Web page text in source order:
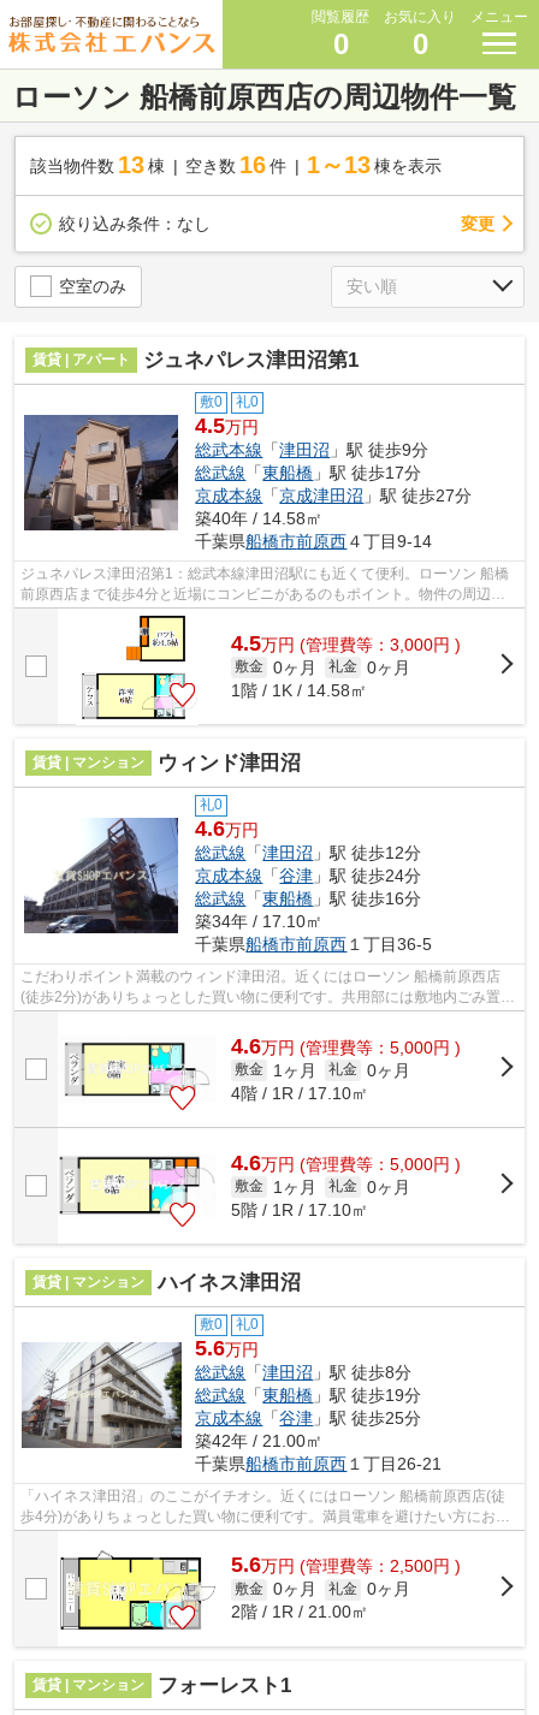
閲覧履歴
0
お気に入り
0
メニュー
ローソン 船橋前原西店の周辺物件一覧
該当物件数 13棟 空き数 16 件 1～13 棟を表示
絞り込み条件： なし 変更
空室のみ
賃貸 | アパート ジュネパレス津田沼第1
敷0 礼0
4.5万円
総武本線 「津田沼 」駅 徒歩9分
総武線 「東船橋 」駅 徒歩17分
京成本線 「京成津田沼 」駅 徒歩27分
築40年 / 14.58㎡
千葉県船橋市前原西４丁目9-14
ジュネパレス津田沼第1：総武本線津田沼駅にも近くて便利。ローソン 船橋
前原西店まで徒歩4分と近場にコンビニがあるのもポイント。物件の周辺に
駅が2つあり、よく電車を利用する方に...
4.5万円 (管理費等：3,000円 )
敷金 0ヶ月 礼金 0ヶ月
1階 / 1K / 14.58㎡
賃貸 | マンション ウィンド津田沼
礼0
4.6万円
総武線 「津田沼 」駅 徒歩12分
京成本線 「谷津 」駅 徒歩24分
総武線 「東船橋 」駅 徒歩16分
築34年 / 17.10㎡
千葉県船橋市前原西 １丁目36-5
こだわりポイント満載のウィンド津田沼。近くにはローソン 船橋前原西店
(徒歩2分)がありちょっとした買い物に便利です。共用部には敷地内ごみ置き
4.6万円 (管理費等：5,000円 )
敷金 1ヶ月 礼金 0ヶ月
4階 / 1R / 17.10㎡
4.6万円 (管理費等：5,000円 )
敷金 1ヶ月 礼金 0ヶ月
5階 / 1R / 17.10㎡
賃貸 | マンション ハイネス津田沼
敷0 礼0
5.6万円
総武線 「津田沼 」駅 徒歩8分
総武線 「東船橋 」駅 徒歩19分
京成本線 「谷津 」駅 徒歩25分
築42年 / 21.00㎡
千葉県船橋市前原西 １丁目26-21
「ハイネス津田沼」のここがイチオシ。近くにはローソン 船橋前原西店(徒
歩4分)がありちょっとした買い物に便利です。満員電車を避けたい方におす
5.6万円 (管理費等：2,500円 )
敷金 0ヶ月 礼金 0ヶ月
2階 / 1R / 21.00㎡
賃貸 | マンション フォーレスト1